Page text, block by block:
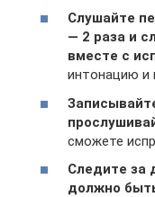
Слушайте
— 2 раза и
вместе с
интонацию и
сможете
Следите за
должно